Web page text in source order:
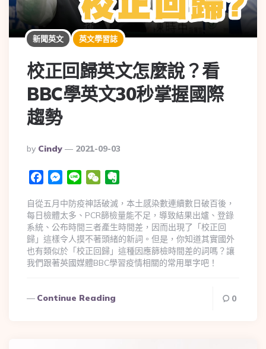
新聞英文 英文學習誌
校正回歸英文怎麼說？看
BBC學英文30秒掌握國際
趨勢
By Cindy 2021-09-03
FacebookMessenger
Line WeChat
自從五月中防疫神話破滅，本土感染數連續數日破百後，
每日檢體太多、PCR篩檢量能不足，導致結果出爐、登錄
系統、公布時間三者產生時間差，因而出現了「校正回
歸」這樣令人摸不著頭緒的新詞。但是，你知道其實國外
也有類似於「校正回歸」這種因應篩檢時間差的詞嗎？讓
我們跟著英國媒體BBC學習疫情相關的常用單字吧！
Continue Reading 0